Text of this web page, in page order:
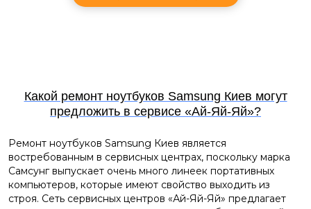
Какой ремонт ноутбуков Samsung Киев могут
предложить в сервисе «Ай-Яй-Яй»?
Ремонт ноутбуков Samsung Киев является
востребованным в сервисных центрах, поскольку марка
Самсунг выпускает очень много линеек портативных
компьютеров, которые имеют свойство выходить из
строя. Сеть сервисных центров «Ай-Яй-Яй» предлагает